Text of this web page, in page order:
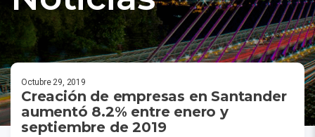
Octubre 29, 2019
Creación de empresas en Santander
aumentó 8.2% entre enero y
septiembre de 2019